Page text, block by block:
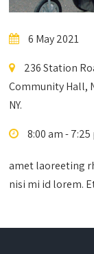
6 May 2021
236 Station
Community Hall,
NY.
8:00 am - 7:25
amet laoreeting
nisi mi id lorem.